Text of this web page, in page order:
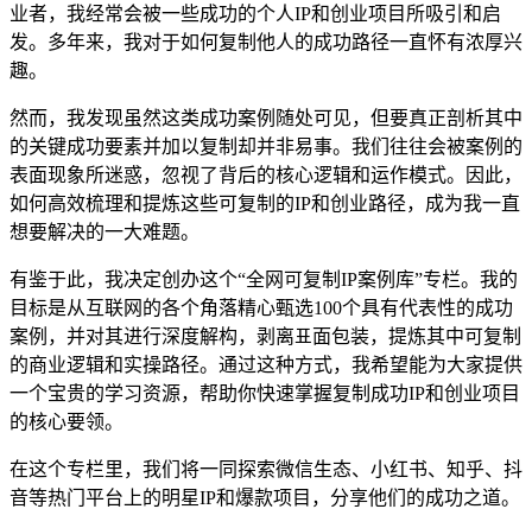
业者，我经常会被一些成功的个人IP和创业项目所吸引和启
发。多年来，我对于如何复制他人的成功路径一直怀有浓厚兴
趣。
然而，我发现虽然这类成功案例随处可见，但要真正剖析其中
的关键成功要素并加以复制却并非易事。我们往往会被案例的
表面现象所迷惑，忽视了背后的核心逻辑和运作模式。因此，
如何高效梳理和提炼这些可复制的IP和创业路径，成为我一直
想要解决的一大难题。
有鉴于此，我决定创办这个“全网可复制IP案例库”专栏。我的
目标是从互联网的各个角落精心甄选100个具有代表性的成功
案例，并对其进行深度解构，剥离표面包装，提炼其中可复制
的商业逻辑和实操路径。通过这种方式，我希望能为大家提供
一个宝贵的学习资源，帮助你快速掌握复制成功IP和创业项目
的核心要领。
在这个专栏里，我们将一同探索微信生态、小红书、知乎、抖
音等热门平台上的明星IP和爆款项目，分享他们的成功之道。